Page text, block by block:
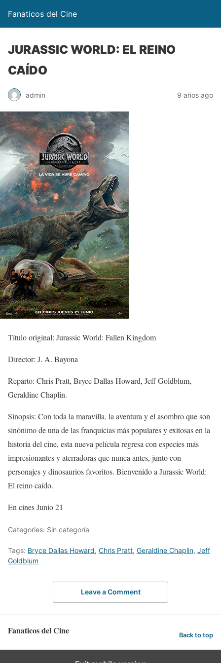
Fanaticos del Cine
JURASSIC WORLD: EL REINO
CAÍDO
admin 9 años ago
Título original: Jurassic World: Fallen Kingdom
Director: J. A. Bayona
Reparto: Chris Pratt, Bryce Dallas Howard, Jeff Goldblum,
Geraldine Chaplin.
Sinopsis: Con toda la maravilla, la aventura y el asombro que son
sinónimo de una de las franquicias más populares y exitosas en la
historia del cine, esta nueva película regresa con especies más
impresionantes y aterradoras que nunca antes, junto con
personajes y dinosaurios favoritos. Bienvenido a Jurassic World:
El reino caído.
En cines Junio 21
Categories: Sin categoría
Tags: Bryce Dallas Howard, Chris Pratt, Geraldine Chaplin, Jeff
Goldblum
Leave a Comment
Fanaticos del Cine Back to top